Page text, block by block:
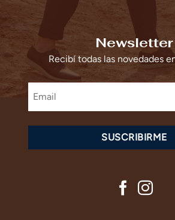
Newsletter
Recibí todas las novedades
SUSCRIBIRME